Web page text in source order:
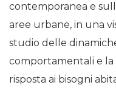
contemporanea e
aree urbane, in una
studio delle
comportamentali e la
risposta ai bisogni